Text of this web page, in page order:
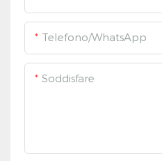
Telefono/WhatsApp
Soddisfare